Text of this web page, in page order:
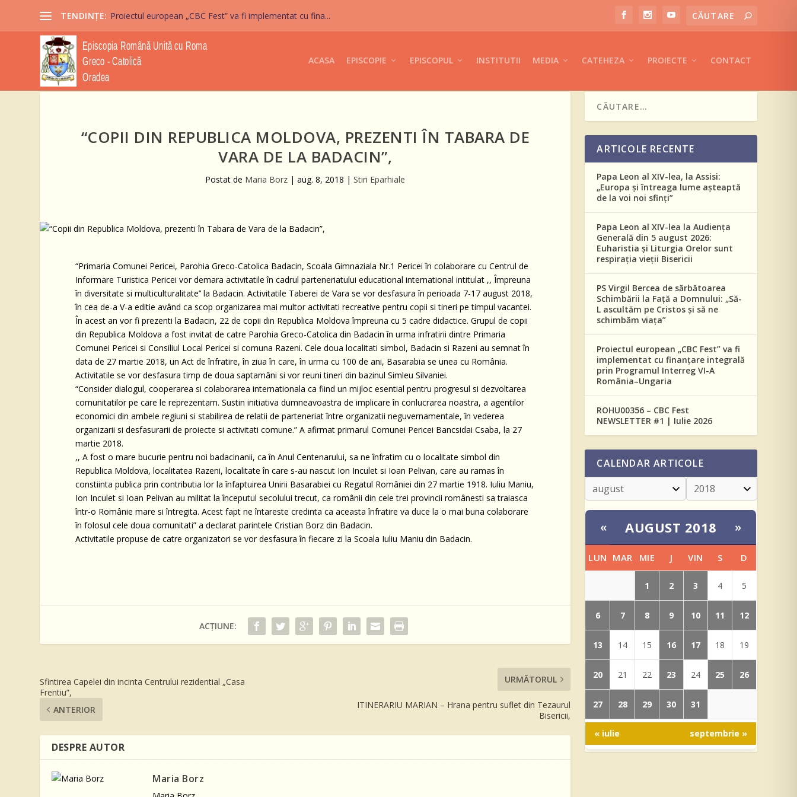
TENDINȚE: Proiectul european „CBC Fest” va fi implementat cu fina...
ACASA EPISCOPIE EPISCOPUL INSTITUTII MEDIA CATEHEZA PROIECTE CONTACT
“COPII DIN REPUBLICA MOLDOVA, PREZENTI ÎN TABARA DE
VARA DE LA BADACIN”,
Postat de Maria Borz |aug. 8, 2018 |Stiri Eparhiale
“Primaria Comunei Pericei, Parohia Greco-Catolica Badacin, Scoala Gimnaziala Nr.1 Pericei în colaborare cu Centrul de
Informare Turistica Pericei vor demara activitatile în cadrul parteneriatului educational international intitulat ,, Împreuna
în diversitate si multiculturalitate’’ la Badacin. Activitatile Taberei de Vara se vor desfasura în perioada 7-17 august 2018,
în cea de-a V-a editie având ca scop organizarea mai multor activitati recreative pentru copii si tineri pe timpul vacantei.
În acest an vor fi prezenti la Badacin, 22 de copii din Republica Moldova împreuna cu 5 cadre didactice. Grupul de copii
din Republica Moldova a fost invitat de catre Parohia Greco-Catolica din Badacin în urma infratirii dintre Primaria
Comunei Pericei si Consiliul Local Pericei si comuna Razeni. Cele doua localitati simbol, Badacin si Razeni au semnat în
data de 27 martie 2018, un Act de înfratire, în ziua în care, în urma cu 100 de ani, Basarabia se unea cu România.
Activitatile se vor desfasura timp de doua saptamâni si vor reuni tineri din bazinul Simleu Silvaniei.
“Consider dialogul, cooperarea si colaborarea internationala ca fiind un mijloc esential pentru progresul si dezvoltarea
comunitatilor pe care le reprezentam. Sustin initiativa dumneavoastra de implicare în conlucrarea noastra, a agentilor
economici din ambele regiuni si stabilirea de relatii de parteneriat între organizatii neguvernamentale, în vederea
organizarii si desfasurarii de proiecte si activitati comune.” A afirmat primarul Comunei Pericei Bancsidai Csaba, la 27
martie 2018.
,, A fost o mare bucurie pentru noi badacinanii, ca în Anul Centenarului, sa ne înfratim cu o localitate simbol din
Republica Moldova, localitatea Razeni, localitate în care s-au nascut Ion Inculet si Ioan Pelivan, care au ramas în
constiinta publica prin contributia lor la înfaptuirea Unirii Basarabiei cu Regatul României din 27 martie 1918. Iuliu Maniu,
Ion Inculet si Ioan Pelivan au militat la începutul secolului trecut, ca românii din cele trei provincii românesti sa traiasca
într-o Românie mare si întregita. Acest fapt ne întareste credinta ca aceasta înfratire va duce la o mai buna colaborare
în folosul cele doua comunitati” a declarat parintele Cristian Borz din Badacin.
Activitatile propuse de catre organizatori se vor desfasura în fiecare zi la Scoala Iuliu Maniu din Badacin.
ACȚIUNE:
Sfintirea Capelei din incinta Centrului rezidential „Casa
Frentiu”,
ANTERIOR
URMĂTORUL
ITINERARIU MARIAN – Hrana pentru suflet din Tezaurul
Bisericii,
DESPRE AUTOR
Maria Borz
ARTICOLE RECENTE
Papa Leon al XIV-lea, la Assisi:
„Europa și întreaga lume așteaptă
de la voi noi sfinți”
Papa Leon al XIV-lea la Audiența
Generală din 5 august 2026:
Euharistia și Liturgia Orelor sunt
respirația vieții Bisericii
PS Virgil Bercea de sărbătoarea
Schimbării la Față a Domnului: „Să-
L ascultăm pe Cristos și să ne
schimbăm viața”
Proiectul european „CBC Fest” va fi
implementat cu finanțare integrală
prin Programul Interreg VI-A
România–Ungaria
ROHU00356 – CBC Fest
NEWSLETTER #1 | Iulie 2026
CALENDAR ARTICOLE
« AUGUST 2018 »
LUN MAR MIE J VIN S D
1 2 3 4 5
6 7 8 9 10 11 12
13 14 15 16 17 18 19
20 21 22 23 24 25 26
27 28 29 30 31
« iulie septembrie »